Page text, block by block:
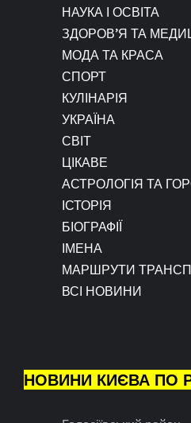
НАУКА І ОСВІТА
ЗДОРОВ’Я ТА
МОДА ТА КРАСА
СПОРТ
КУЛІНАРІЯ
УКРАЇНА
СВІТ
ЦІКАВЕ
АСТРОЛОГІЯ ТА
ІСТОРІЯ
БІОГРАФІЇ
ІМЕНА
МАРШРУТИ
ВСІ НОВИНИ
НОВИНИ КИЄВА ПО